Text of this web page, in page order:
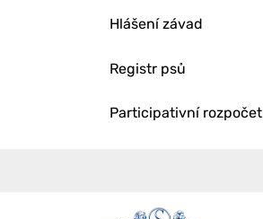
Hlášení závad
Registr psů
Participativní rozpočet